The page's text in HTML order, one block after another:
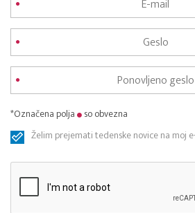
*Označena polja
so obvezna
Želim prejemati tedenske novice na moj